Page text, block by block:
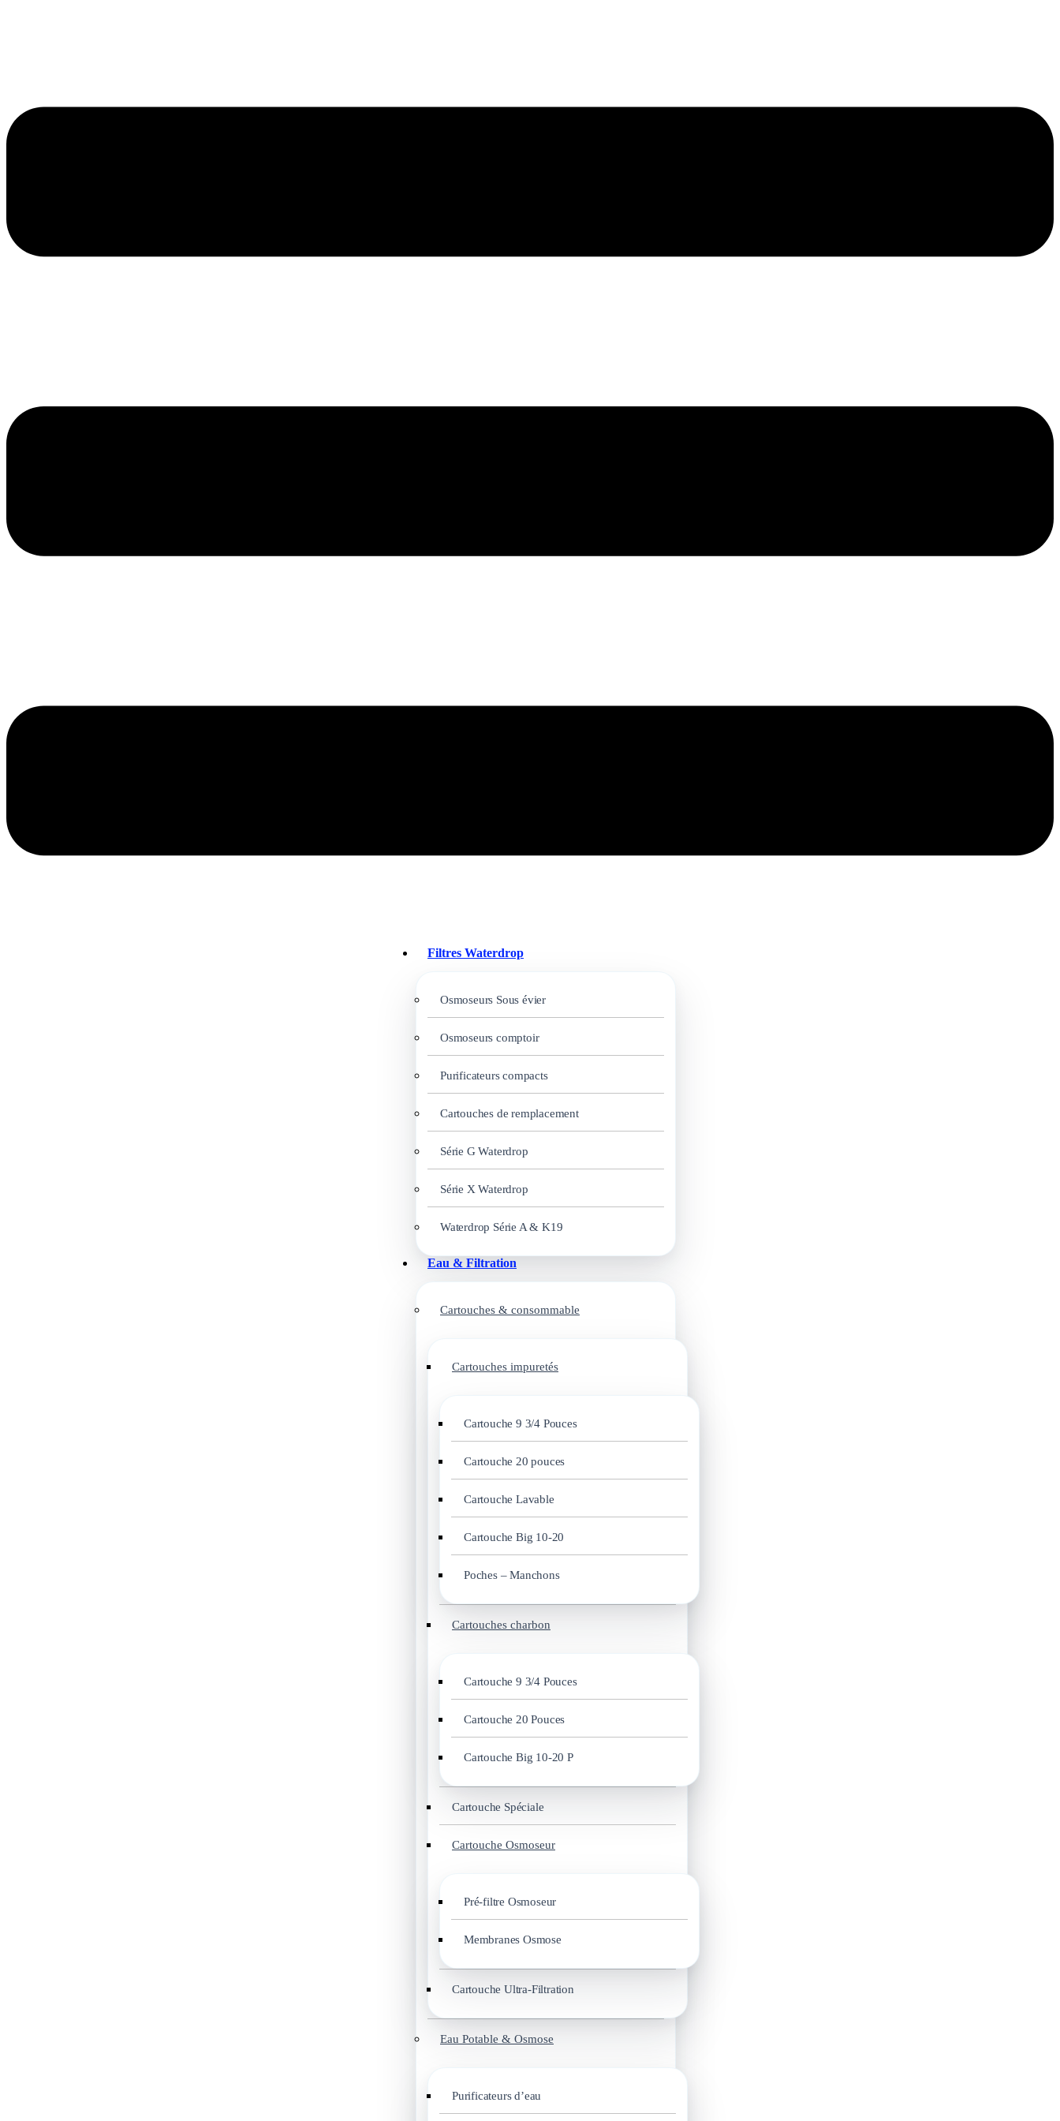
Filtres Waterdrop
Osmoseurs Sous évier
Osmoseurs comptoir
Purificateurs compacts
Cartouches de remplacement
Série G Waterdrop
Série X Waterdrop
Waterdrop Série A & K19
Eau & Filtration
Cartouches & consommable
Cartouches impuretés
Cartouche 9 3/4 Pouces
Cartouche 20 pouces
Cartouche Lavable
Cartouche Big 10-20
Poches – Manchons
Cartouches charbon
Cartouche 9 3/4 Pouces
Cartouche 20 Pouces
Cartouche Big 10-20 P
Cartouche Spéciale
Cartouche Osmoseur
Pré-filtre Osmoseur
Membranes Osmose
Cartouche Ultra-Filtration
Eau Potable & Osmose
Purificateurs d’eau